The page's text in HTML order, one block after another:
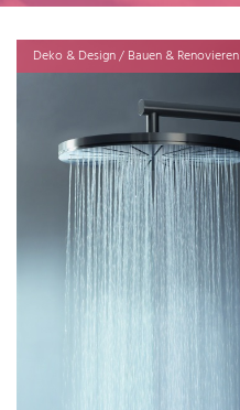
Deko & Design / Bauen & Renovieren